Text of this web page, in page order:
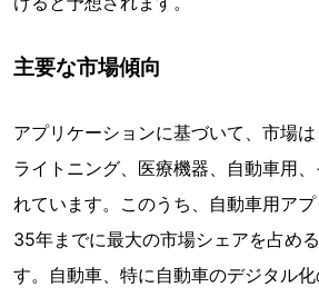
主要な市場傾向
アプリケーションに基づいて、市場は
ライトニング、医療機器、自動車用
れています。このうち、自動車用ア
35年までに最大の市場シェアを占め
す。自動車、特に自動車のデジタル